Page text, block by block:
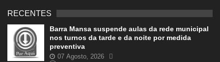
RECENTES
Barra Mansa suspende aulas da rede municipal
nos turnos da tarde e da noite por medida
preventiva
07 Agosto, 2026